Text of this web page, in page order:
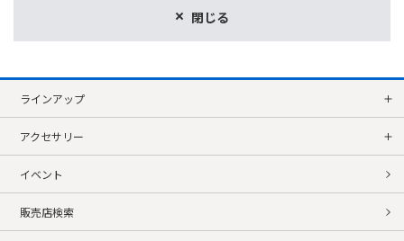
閉じる
ラインアップ
アクセサリー
イベント
販売店検索